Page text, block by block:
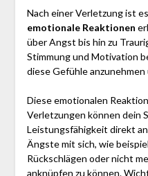
Nach einer Verletzung ist
emotionale Reaktionen
über Angst bis hin zu
Stimmung und Motivation
diese Gefühle
Diese emotionalen
Verletzungen können dein
Leistungsfähigkeit direkt
Ängste mit sich, wie
Rückschlägen oder nicht
anknüpfen zu können.